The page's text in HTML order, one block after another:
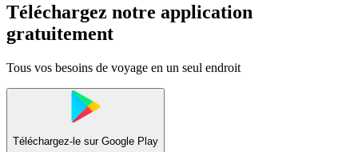
Téléchargez notre application
gratuitement
Tous vos besoins de voyage en un seul endroit
Téléchargez-le sur Google Play